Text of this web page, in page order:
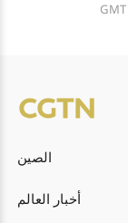
الصين
أخبار العالم